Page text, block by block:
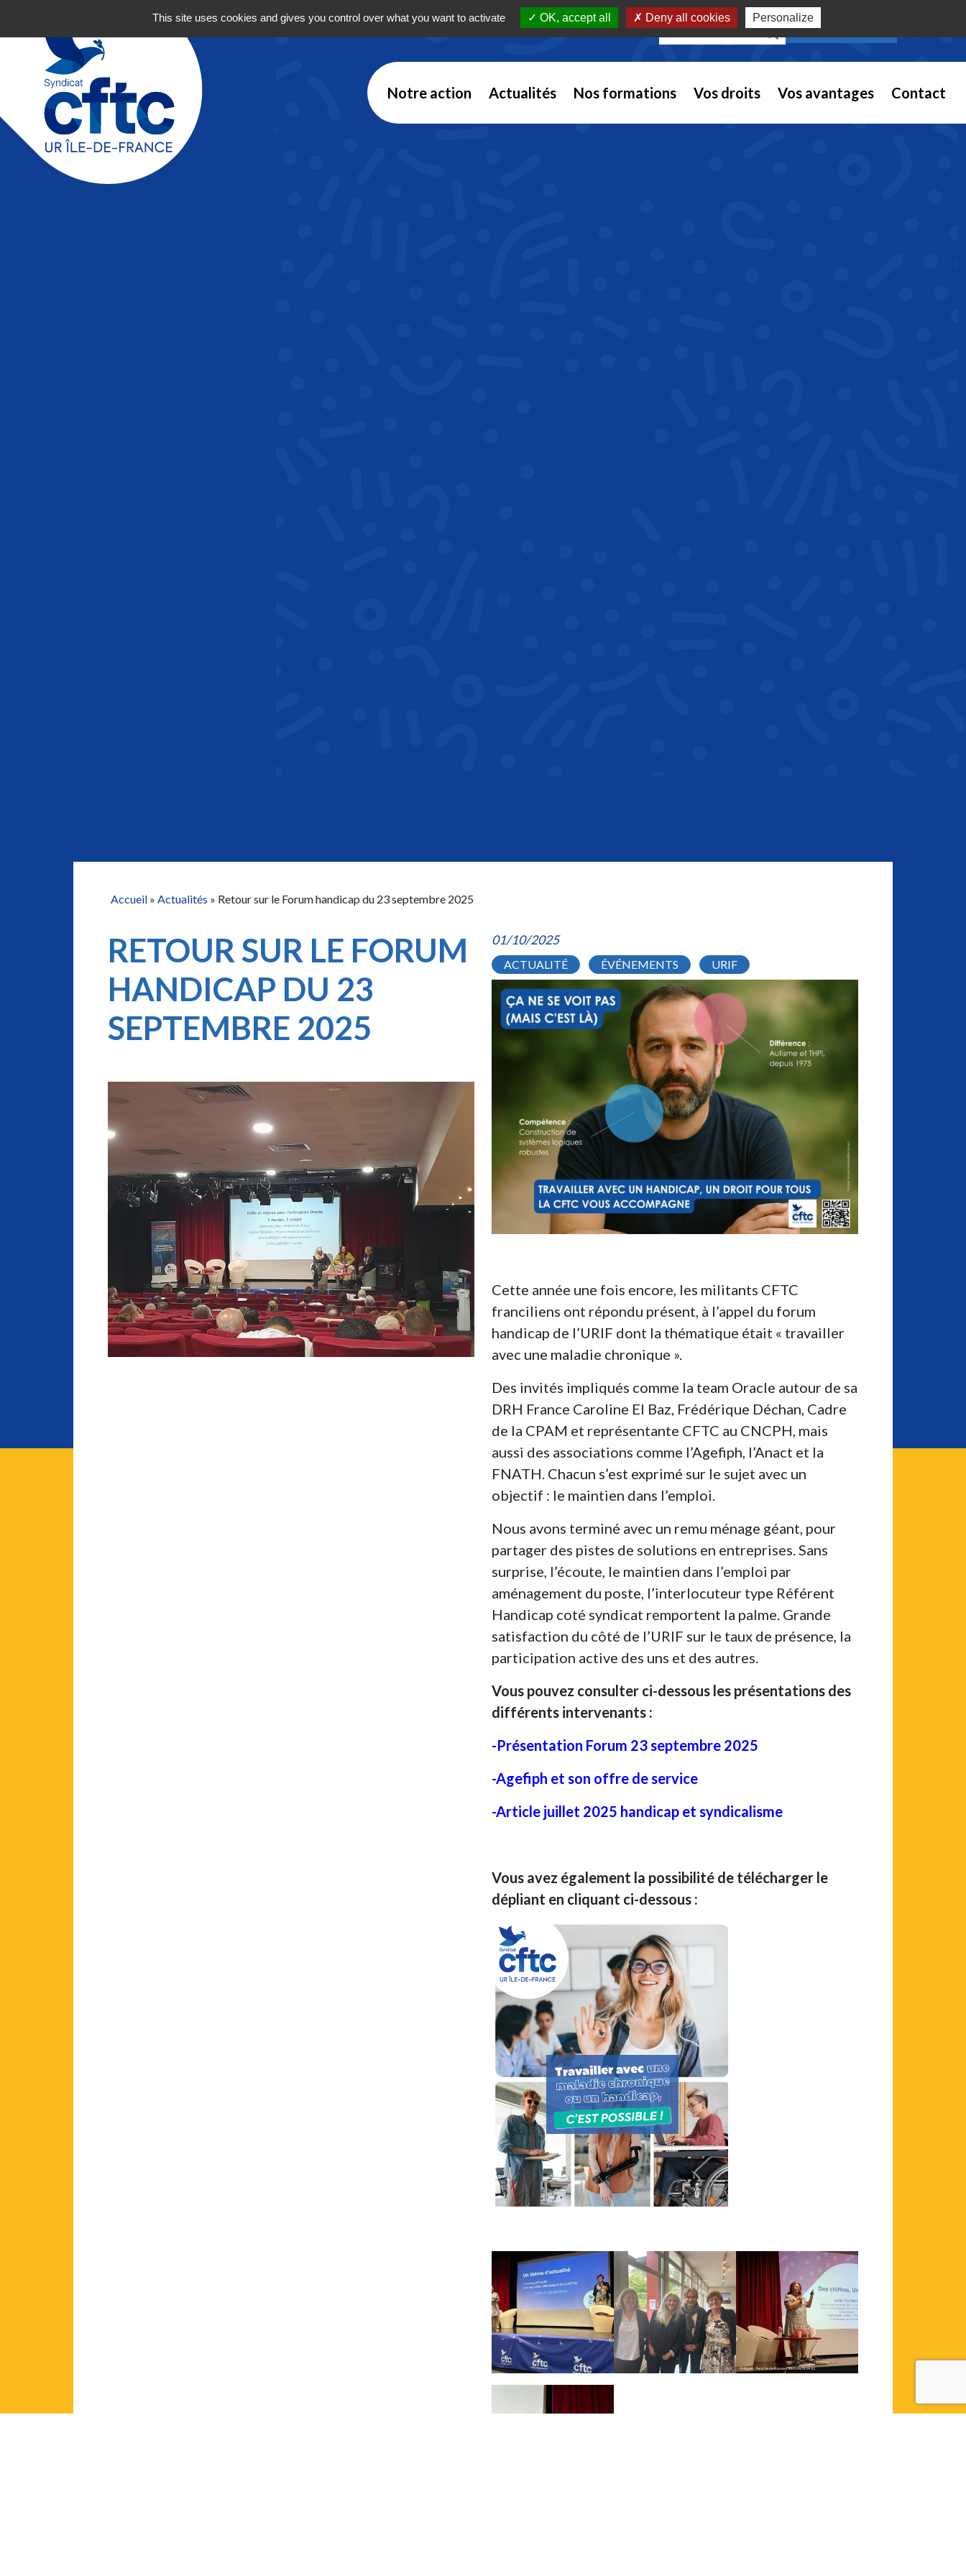
Navigation principale Recherche pour : NOUS REJOINDRE
Notre action Actualités Nos formations Vos droits Vos avantages Contact
Accueil » Actualités » Retour sur le Forum handicap du 23 septembre 2025
RETOUR SUR LE FORUM
HANDICAP DU 23
SEPTEMBRE 2025
01/10/2025
ACTUALITÉ ÉVÉNEMENTS URIF
Cette année une fois encore, les militants CFTC
franciliens ont répondu présent, à l’appel du forum
handicap de l’URIF dont la thématique était « travailler
avec une maladie chronique ».
Des invités impliqués comme la team Oracle autour de sa
DRH France Caroline El Baz, Frédérique Déchan, Cadre
de la CPAM et représentante CFTC au CNCPH, mais
aussi des associations comme l’Agefiph, l’Anact et la
FNATH. Chacun s’est exprimé sur le sujet avec un
objectif : le maintien dans l’emploi.
Nous avons terminé avec un remu ménage géant, pour
partager des pistes de solutions en entreprises. Sans
surprise, l’écoute, le maintien dans l’emploi par
aménagement du poste, l’interlocuteur type Référent
Handicap coté syndicat remportent la palme. Grande
satisfaction du côté de l’URIF sur le taux de présence, la
participation active des uns et des autres.
Vous pouvez consulter ci-dessous les présentations des
différents intervenants :
-Présentation Forum 23 septembre 2025
-Agefiph et son offre de service
-Article juillet 2025 handicap et syndicalisme
Vous avez également la possibilité de télécharger le
dépliant en cliquant ci-dessous :
This site uses cookies and gives you control over what you want to activate OK, accept all Deny all cookies Personalize